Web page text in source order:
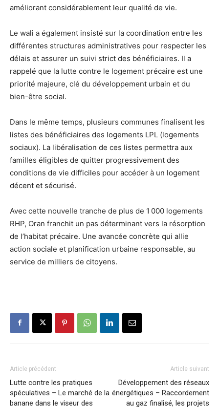
améliorant considérablement leur qualité de vie.
Le wali a également insisté sur la coordination entre les
différentes structures administratives pour respecter les
délais et assurer un suivi strict des bénéficiaires. Il a
rappelé que la lutte contre le logement précaire est une
priorité majeure, clé du développement urbain et du
bien-être social.
Dans le même temps, plusieurs communes finalisent les
listes des bénéficiaires des logements LPL (logements
sociaux). La libéralisation de ces listes permettra aux
familles éligibles de quitter progressivement des
conditions de vie difficiles pour accéder à un logement
décent et sécurisé.
Avec cette nouvelle tranche de plus de 1 000 logements
RHP, Oran franchit un pas déterminant vers la résorption
de l’habitat précaire. Une avancée concrète qui allie
action sociale et planification urbaine responsable, au
service de milliers de citoyens.
Article précédent
Lutte contre les pratiques
spéculatives – Le marché de la
banane dans le viseur des
Article suivant
Développement des réseaux
énergétiques – Raccordement
au gaz finalisé, les projets